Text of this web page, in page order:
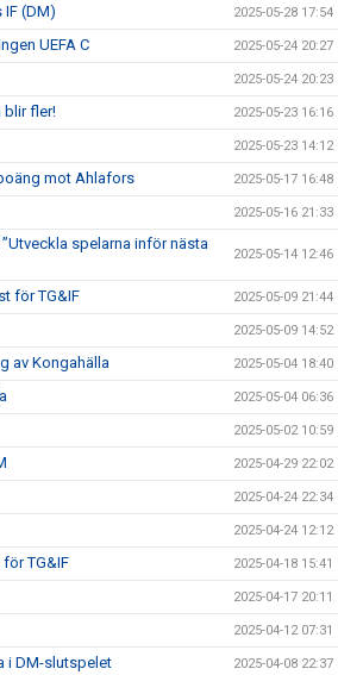
IF (DM) 2025-05-28 17:54
UEFA C 2025-05-24 20:27
2025-05-24 20:23
blir fler! 2025-05-23 16:16
2025-05-23 14:12
mot Ahlafors 2025-05-17 16:48
2025-05-16 21:33
spelarna inför nästa
2025-05-14 12:46
för TG&IF 2025-05-09 21:44
2025-05-09 14:52
av Kongahälla 2025-05-04 18:40
2025-05-04 06:36
2025-05-02 10:59
2025-04-29 22:02
2025-04-24 22:34
2025-04-24 12:12
TG&IF 2025-04-18 15:41
2025-04-17 20:11
2025-04-12 07:31
i DM-slutspelet 2025-04-08 22:37